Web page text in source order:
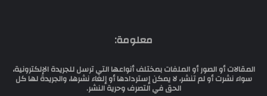
معلومة:
المقالات أو الصور أو الملفات بمختلف أنواعها التي ترسل للجريدة الإلكترونية،
سواء نشرت أو لم تنشر، لا يمكن إستردادها أو إلغاء نشرها، والجريدة لها كل
الحق في التصرف وحرية النشر.